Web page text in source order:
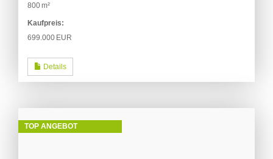
800 m²
Kaufpreis:
699.000 EUR
Details
TOP ANGEBOT